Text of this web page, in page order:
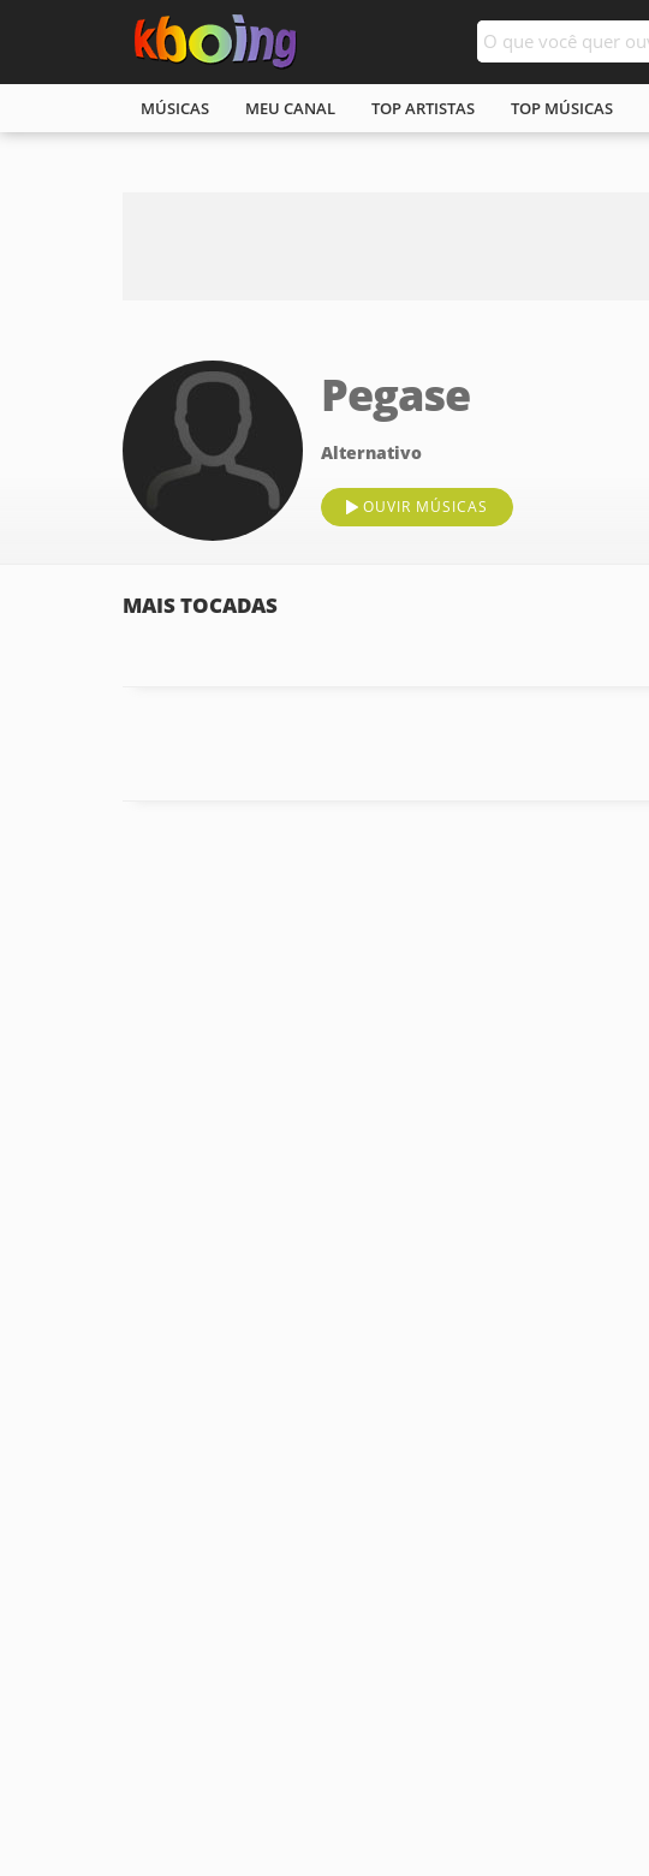
MÚSICAS MEU CANAL TOP ARTISTAS TOP MÚSICAS
Pegase
Alternativo
OUVIR MÚSICAS
MAIS TOCADAS